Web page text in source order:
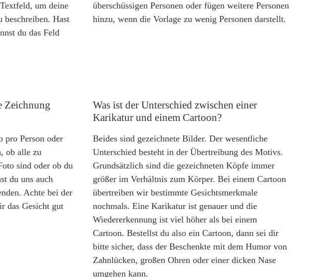
um deine
beschreiben. Hast
du das Feld
überschüssigen Personen oder fügen weitere Personen
hinzu, wenn die Vorlage zu wenig Personen darstellt.
Zeichnung
pro Person oder
ob alle zu
sind oder ob du
du uns auch
Achte bei der
das Gesicht gut
Was ist der Unterschied zwischen einer
Karikatur und einem Cartoon?
Beides sind gezeichnete Bilder. Der wesentliche
Unterschied besteht in der Übertreibung des Motivs.
Grundsätzlich sind die gezeichneten Köpfe immer
größer im Verhältnis zum Körper. Bei einem Cartoon
übertreiben wir bestimmte Gesichtsmerkmale
nochmals. Eine Karikatur ist genauer und die
Wiedererkennung ist viel höher als bei einem
Cartoon. Bestellst du also ein Cartoon, dann sei dir
bitte sicher, dass der Beschenkte mit dem Humor von
Zahnlücken, großen Ohren oder einer dicken Nase
umgehen kann.